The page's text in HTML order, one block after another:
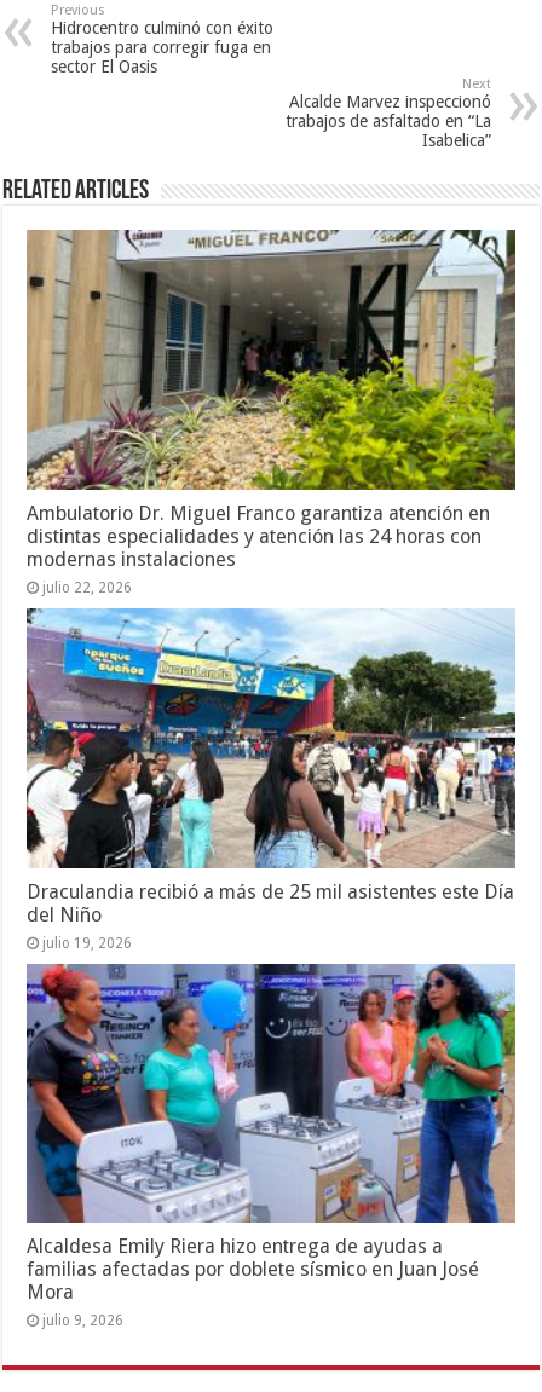
Previous
Hidrocentro culminó con éxito
trabajos para corregir fuga en
sector El Oasis
Next
Alcalde Marvez inspeccionó
trabajos de asfaltado en “La
Isabelica”
Related Articles
Ambulatorio Dr. Miguel Franco garantiza atención en
distintas especialidades y atención las 24 horas con
modernas instalaciones
julio 22, 2026
Draculandia recibió a más de 25 mil asistentes este Día
del Niño
julio 19, 2026
Alcaldesa Emily Riera hizo entrega de ayudas a
familias afectadas por doblete sísmico en Juan José
Mora
julio 9, 2026